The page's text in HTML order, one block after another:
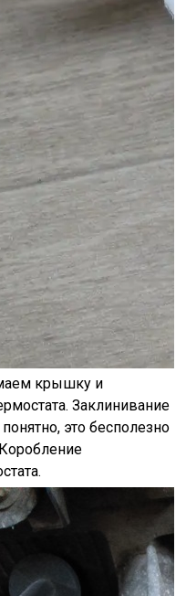
крышку и
Заклинивание
это бесполезно